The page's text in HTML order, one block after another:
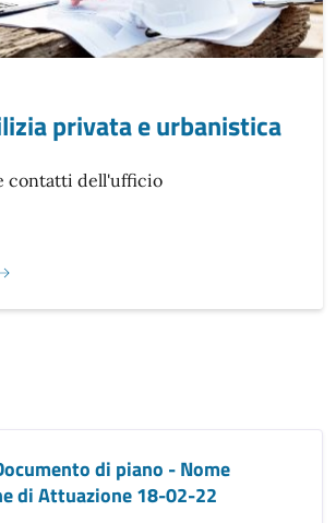
privata e urbanistica
contatti dell'ufficio
di piano - Nome
di Attuazione 18-02-22